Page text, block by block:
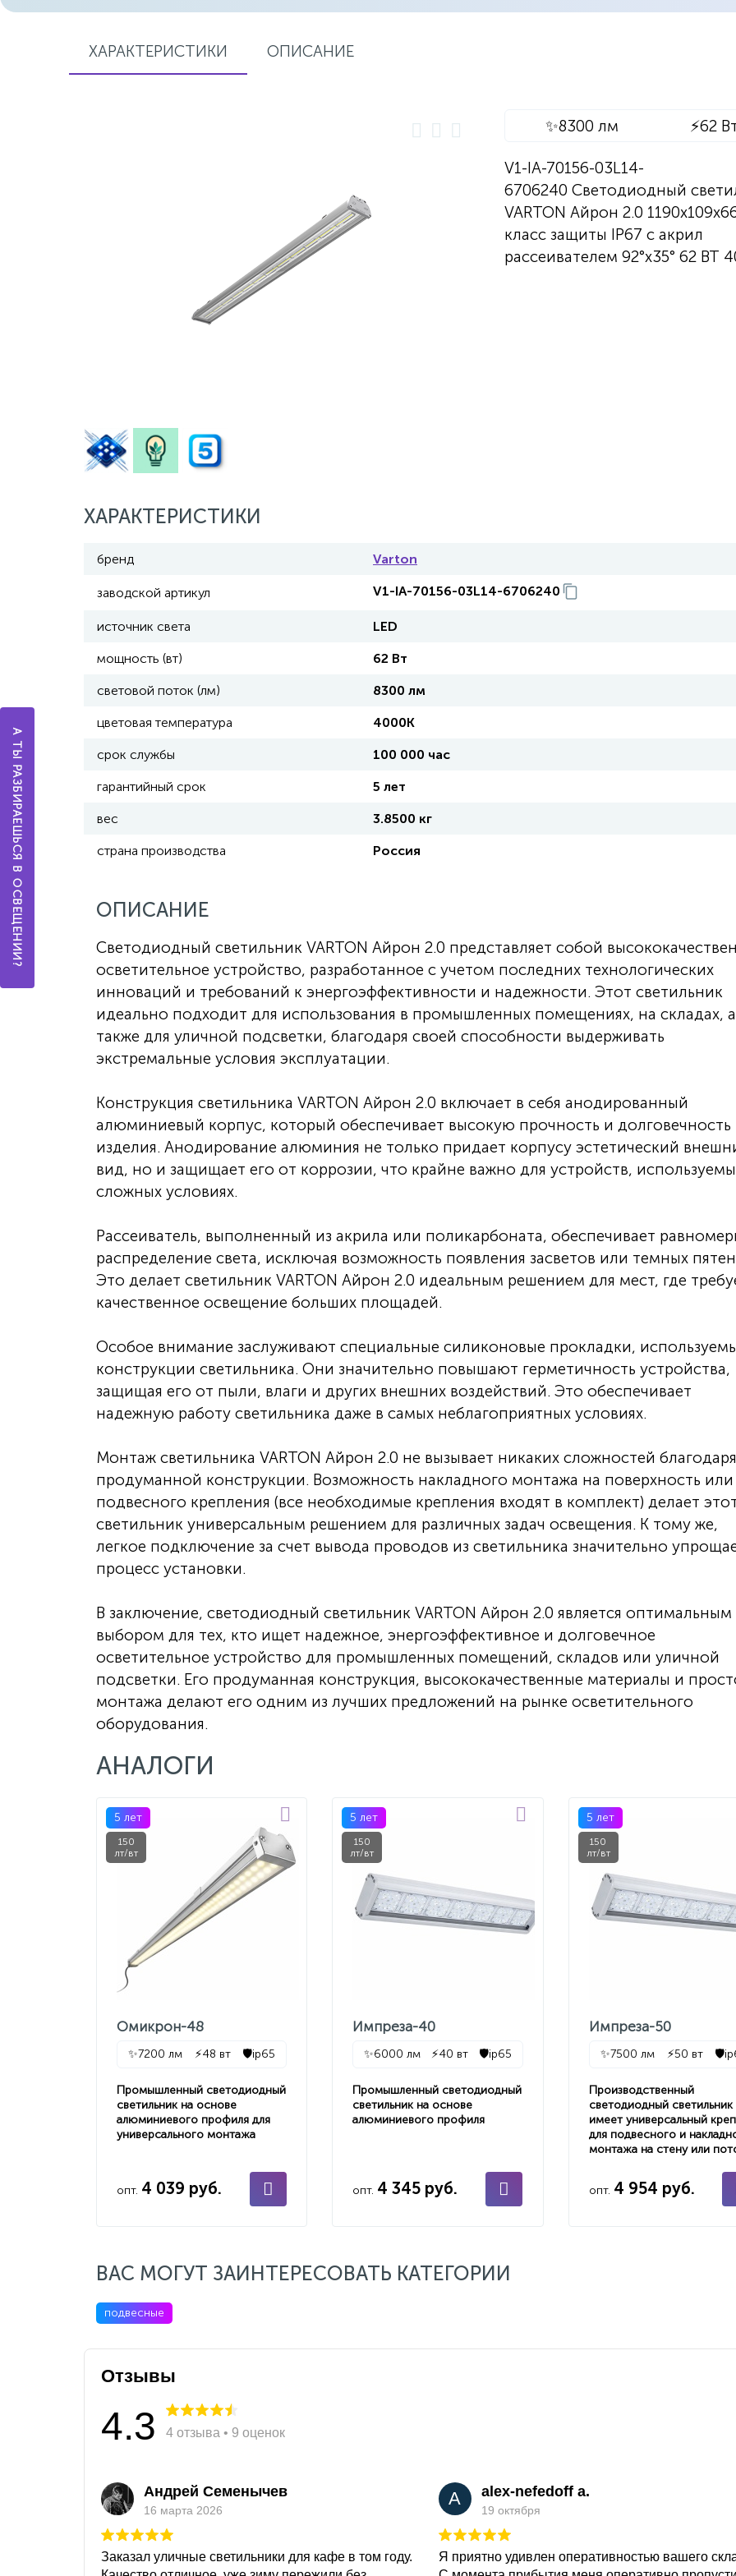
ХАРАКТЕРИСТИКИ ОПИСАНИЕ
✨8300 лм ⚡62
V1-IA-70156-03L14-
6706240 Светодиодный
VARTON Айрон 2.0
класс защиты IP67 с акрил
рассеивателем 92°x35° 62 ВТ
ХАРАКТЕРИСТИКИ
бренд Varton
заводской артикул V1-IA-70156-03L14-6706240
источник света LED
мощность (вт) 62 Вт
световой поток (лм) 8300 лм
цветовая температура 4000K
срок службы 100 000 час
гарантийный срок 5 лет
вес 3.8500 кг
страна производства Россия
ОПИСАНИЕ
Светодиодный светильник VARTON Айрон 2.0 представляет собой
осветительное устройство, разработанное с учетом последних технологических
инноваций и требований к энергоэффективности и надежности. Этот светильник
идеально подходит для использования в промышленных помещениях, на складах, а
также для уличной подсветки, благодаря своей способности выдерживать
экстремальные условия эксплуатации.
Конструкция светильника VARTON Айрон 2.0 включает в себя анодированный
алюминиевый корпус, который обеспечивает высокую прочность и долговечность
изделия. Анодирование алюминия не только придает корпусу эстетический
вид, но и защищает его от коррозии, что крайне важно для устройств,
сложных условиях.
Рассеиватель, выполненный из акрила или поликарбоната, обеспечивает
распределение света, исключая возможность появления засветов или темных
Это делает светильник VARTON Айрон 2.0 идеальным решением для мест, где
качественное освещение больших площадей.
Особое внимание заслуживают специальные силиконовые прокладки,
конструкции светильника. Они значительно повышают герметичность устройства,
защищая его от пыли, влаги и других внешних воздействий. Это обеспечивает
надежную работу светильника даже в самых неблагоприятных условиях.
Монтаж светильника VARTON Айрон 2.0 не вызывает никаких сложностей благодаря
продуманной конструкции. Возможность накладного монтажа на поверхность или
подвесного крепления (все необходимые крепления входят в комплект) делает
светильник универсальным решением для различных задач освещения. К тому же,
легкое подключение за счет вывода проводов из светильника значительно
процесс установки.
В заключение, светодиодный светильник VARTON Айрон 2.0 является оптимальным
выбором для тех, кто ищет надежное, энергоэффективное и долговечное
осветительное устройство для промышленных помещений, складов или уличной
подсветки. Его продуманная конструкция, высококачественные материалы и
монтажа делают его одним из лучших предложений на рынке осветительного
оборудования.
АНАЛОГИ
5 лет
150
лт/вт
Омикрон-48
✨7200 лм ⚡48 вт 🛡️ip65
Промышленный светодиодный
светильник на основе
алюминиевого профиля для
универсального монтажа
опт. 4 039 руб.
5 лет
150
лт/вт
Импреза-40
✨6000 лм ⚡40 вт 🛡️ip65
Промышленный светодиодный
светильник на основе
алюминиевого профиля
опт. 4 345 руб.
5 лет
150
лт/вт
Импреза-50
✨7500 лм ⚡50 вт 🛡️
Производственный
светодиодный светильник
имеет универсальный
для подвесного и
монтажа на стену или
опт. 4 954 руб.
ВАС МОГУТ ЗАИНТЕРЕСОВАТЬ КАТЕГОРИИ
подвесные
Отзывы
4.3 4 отзыва • 9 оценок
Андрей Семенычев
16 марта 2026
Заказал уличные светильники для кафе в том году.
A alex-nefedoff a.
19 октября
Я приятно удивлен оперативностью вашего
А ТЫ РАЗБИРАЕШЬСЯ В ОСВЕЩЕНИИ?